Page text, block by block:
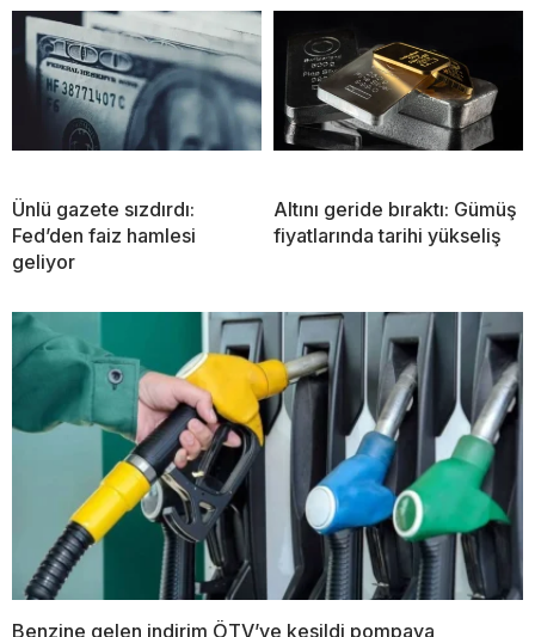
Ünlü gazete sızdırdı:
Fed’den faiz hamlesi
geliyor
Altını geride bıraktı: Gümüş
fiyatlarında tarihi yükseliş
Benzine gelen indirim ÖTV’ye kesildi pompaya